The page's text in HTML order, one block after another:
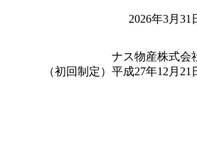
2026年3月31
ナス物産株式会
（初回制定）平成27年12月21